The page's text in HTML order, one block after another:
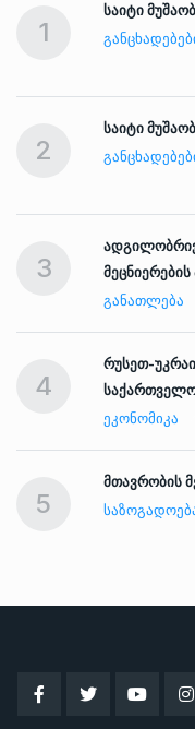
1
საიტი
2
საიტი
3
ᲒᲐᲜᲐᲗᲚᲔᲑᲐ
4
რუსეთ-
ᲔᲙᲝᲜᲝᲛᲘᲙᲐ
5
მთავრობის